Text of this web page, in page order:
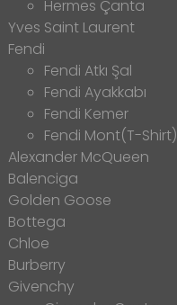
Hermes Çanta
Yves Saint Laurent
Fendi
Fendi Atkı Şal
Fendi Ayakkabı
Fendi Kemer
Fendi Mont(T-Shirt)
Alexander McQueen
Balenciga
Golden Goose
Bottega
Chloe
Burberry
Givenchy